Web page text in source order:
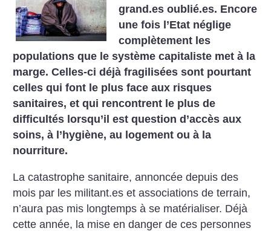
grand.es oublié.es. Encore
une fois l’Etat néglige
complètement les
populations que le système capitaliste met à la
marge. Celles-ci déjà fragilisées sont pourtant
celles qui font le plus face aux risques
sanitaires, et qui rencontrent le plus de
difficultés lorsqu’il est question d’accès aux
soins, à l’hygiène, au logement ou à la
nourriture.
La catastrophe sanitaire, annoncée depuis des
mois par les militant.es et associations de terrain,
n’aura pas mis longtemps à se matérialiser. Déjà
cette année, la mise en danger de ces personnes